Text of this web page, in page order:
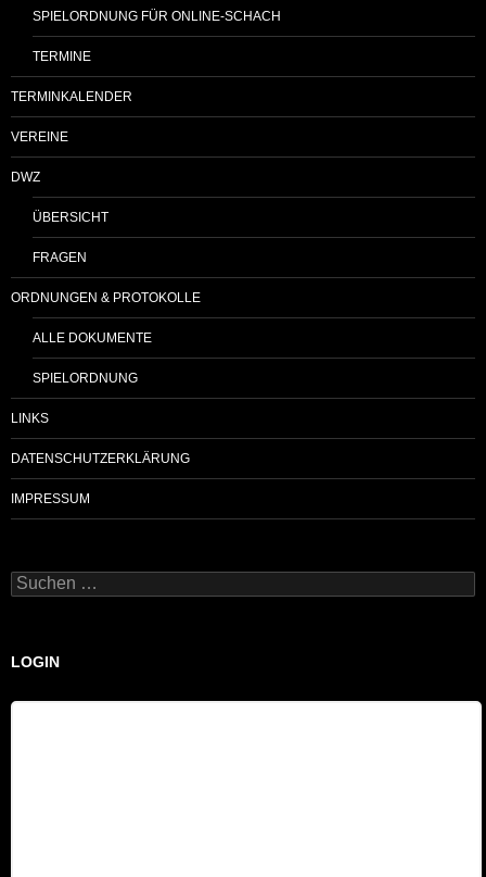
SPIELORDNUNG FÜR ONLINE-SCHACH
TERMINE
TERMINKALENDER
VEREINE
DWZ
ÜBERSICHT
FRAGEN
ORDNUNGEN & PROTOKOLLE
ALLE DOKUMENTE
SPIELORDNUNG
LINKS
DATENSCHUTZERKLÄRUNG
IMPRESSUM
Suchen
nach:
LOGIN